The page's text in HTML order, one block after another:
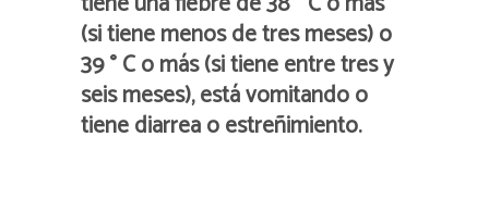
(si tiene menos de tres meses) o
39 ° C o más (si tiene entre tres y
seis meses), está vomitando o
tiene diarrea o estreñimiento.